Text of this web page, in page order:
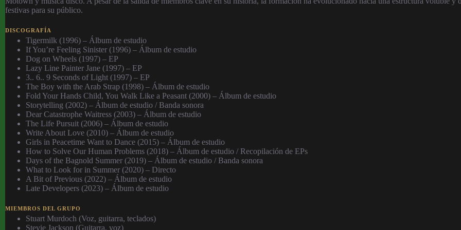
festivas para su público.
DISCOGRAFÍA
Tigermilk (1996) – Álbum de estudio
If You’re Feeling Sinister (1996) – Álbum de estudio
Dog on Wheels (1997) – EP
Lazy Line Painter Jane (1997) – EP
3.. 6.. 9 Seconds of Light (1997) – EP
The Boy with the Arab Strap (1998) – Álbum de estudio
Fold Your Hands Child, You Walk Like a Peasant (2000) – Álbum de estudio
Storytelling (2002) – Álbum de estudio / Banda sonora
Dear Catastrophe Waitress (2003) – Álbum de estudio
The Life Pursuit (2006) – Álbum de estudio
Write About Love (2010) – Álbum de estudio
Girls in Peacetime Want to Dance (2015) – Álbum de estudio
How to Solve Our Human Problems (2018) – Álbum de estudio / Recopilación de EPs
Days of the Bagnold Summer (2019) – Álbum de estudio / Banda sonora
What to Look for in Summer (2020) – Directo
A Bit of Previous (2022) – Álbum de estudio
Late Developers (2023) – Álbum de estudio
MIEMBROS DEL GRUPO
Stuart Murdoch (Voz, guitarra, teclados)
Stevie Jackson (Guitarra, voz)